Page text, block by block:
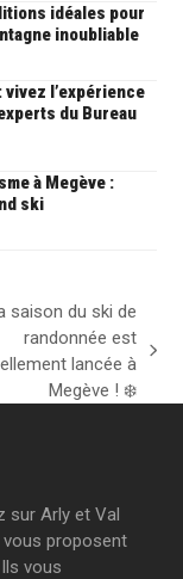
idéales pour
inoubliable
l’expérience
du Bureau
à Megève :
ski
saison du ski de
randonnée est
lancée à
Megève ! ❄️
sur Arly et Val
proposent
vous